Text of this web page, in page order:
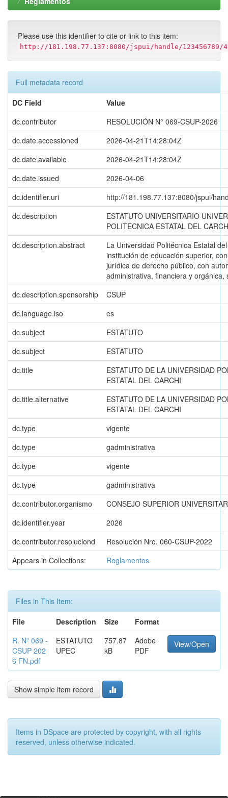
Please use this identifier to cite or link to this item:
http://181.198.77.137:8080/jspui/handle/123456789/
Full metadata record
DC Field
Value
dc.contributor
RESOLUCIÓN N° 069-CSUP-2026
dc.date.accessioned
2026-04-21T14:28:04Z
dc.date.available
2026-04-21T14:28:04Z
dc.date.issued
2026-04-06
dc.identifier.uri
http://181.198.77.137:8080/jspui/
dc.description
ESTATUTO UNIVERSITARIO
POLITECNICA ESTATAL DEL
dc.description.abstract
La Universidad Politécnica Estatal
institución de educación superior,
jurídica de derecho público, con
administrativa, financiera y orgánica,
dc.description.sponsorship
CSUP
dc.language.iso
es
dc.subject
ESTATUTO
dc.subject
ESTATUTO
dc.title
ESTATUTO DE LA UNIVERSIDAD
ESTATAL DEL CARCHI
dc.title.alternative
ESTATUTO DE LA UNIVERSIDAD
ESTATAL DEL CARCHI
dc.type
vigente
dc.type
gadministrativa
dc.type
vigente
dc.type
gadministrativa
dc.contributor.organismo
CONSEJO SUPERIOR
dc.identifier.year
2026
dc.contributor.resoluciond
Resolución Nro. 060-CSUP-2022
Appears in Collections:
Reglamentos
Files in This Item:
File
Description Size
Format
R. Nº 069 -
CSUP 202
6 FN.pdf
ESTATUTO
UPEC
757.87
kB
Adobe
PDF
View/Open
Show simple item record
Items in DSpace are protected by copyright, with all rights
reserved, unless otherwise indicated.